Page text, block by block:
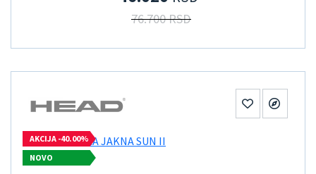
76.700 RSD
AKCIJA -40.00%
NOVO